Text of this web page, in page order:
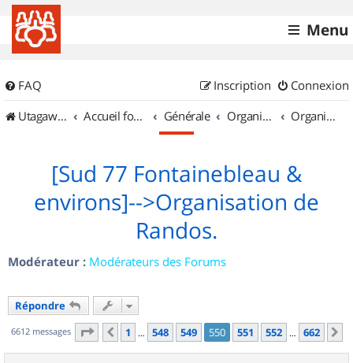
Menu
FAQ Connexion
Inscription
UtagawaVTT (Randos VTT et VTTAE avec traces GPS)
Accueil forum Générale Organisation de sorties & Recherche de partenaires Organisation de sorties en région Île de France
[Sud 77 Fontainebleau &
environs]-->Organisation de
Randos.
Modérateur : Modérateurs des Forums
Répondre
6612 messages Page 550 sur662
Précédent
1 … 548 549 550 551 552 … 662